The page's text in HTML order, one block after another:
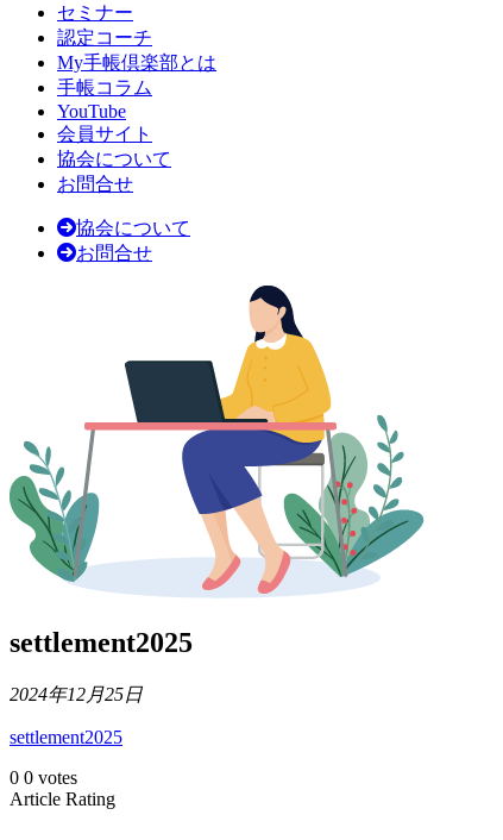
セミナー
認定コーチ
My手帳倶楽部とは
手帳コラム
YouTube
会員サイト
協会について
お問合せ
協会について
お問合せ
settlement2025
2024年12月25日
settlement2025
0 0 votes
Article Rating